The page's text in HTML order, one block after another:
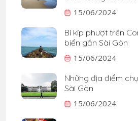
15/06/2024
Bí kíp phượt trên
biển gần Sài Gòn
15/06/2024
Những địa điểm
Sài Gòn
15/06/2024